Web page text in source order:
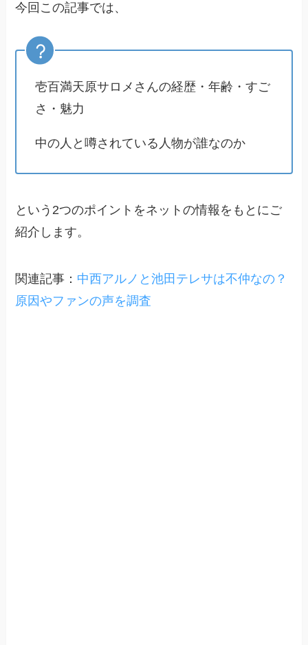
今回この記事では、
壱百満天原サロメさんの経歴・年齢・すご
さ・魅力
中の人と噂されている人物が誰なのか
という2つのポイントをネットの情報をもとにご
紹介します。
関連記事： 中西アルノと池田テレサは不仲なの？
原因やファンの声を調査